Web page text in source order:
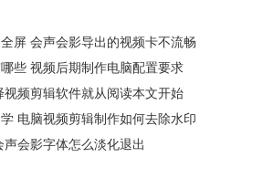
屏 会声会影导出的视频卡不流畅
些 视频后期制作电脑配置要求
频剪辑软件就从阅读本文开始
电脑视频剪辑制作如何去除水印
会影字体怎么淡化退出